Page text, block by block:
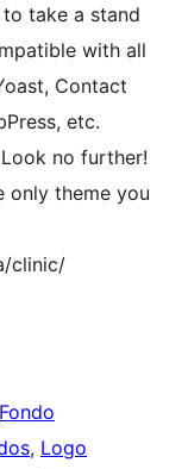
take a stand
with all
Contact
etc.
no further!
only theme you
clinic/
Fondo
, Logo